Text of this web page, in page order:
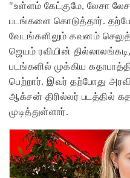
"உள்ளம் கேட்குமே, லேசா
படங்களை கொடுத்தார்.
வேடங்களிலும் கவனம்
ஜெயம் ரவியின்
படங்களில் முக்கிய
பெற்றார். இவர் தற்போது
ஆக்சன் திரில்லர் படத்தில்
முடித்துள்ளார்.